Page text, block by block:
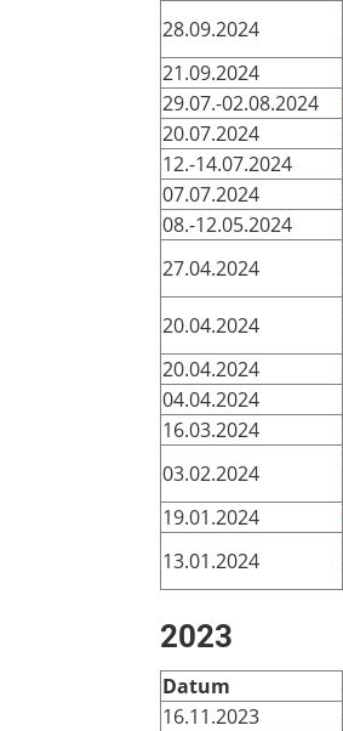
28.09.2024
21.09.2024
29.07.-02.08.2024
20.07.2024
12.-14.07.2024
07.07.2024
08.-12.05.2024
27.04.2024
20.04.2024
20.04.2024
04.04.2024
16.03.2024
03.02.2024
19.01.2024
13.01.2024
2023
Datum
16.11.2023